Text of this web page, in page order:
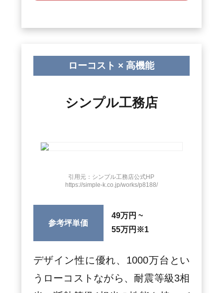
ローコスト × 高機能
シンプル工務店
引用元：シンプル工務店公式HP
https://simple-k.co.jp/works/p8188/
参考坪単価
49万円 ~
55万円 ※1
デザイン性に優れ、1000万台とい
うローコストながら、耐震等級3相